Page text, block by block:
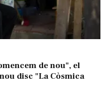
de nou", el
disc "La Còsmica